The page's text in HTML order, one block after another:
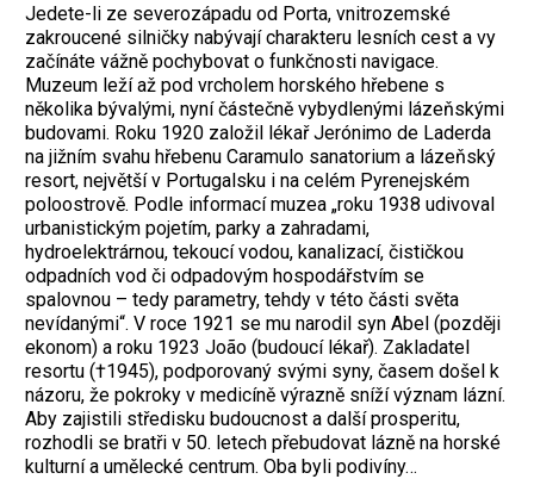
Jedete-li ze severozápadu od Porta, vnitrozemské
zakroucené silničky nabývají charakteru lesních cest a vy
začínáte vážně pochybovat o funkčnosti navigace.
Muzeum leží až pod vrcholem horského hřebene s
několika bývalými, nyní částečně vybydlenými lázeňskými
budovami. Roku 1920 založil lékař Jerónimo de Laderda
na jižním svahu hřebenu Caramulo sanatorium a lázeňský
resort, největší v Portugalsku i na celém Pyrenejském
poloostrově. Podle informací muzea „roku 1938 udivoval
urbanistickým pojetím, parky a zahradami,
hydroelektrárnou, tekoucí vodou, kanalizací, čističkou
odpadních vod či odpadovým hospodářstvím se
spalovnou – tedy parametry, tehdy v této části světa
nevídanými“. V roce 1921 se mu narodil syn Abel (později
ekonom) a roku 1923 João (budoucí lékař). Zakladatel
resortu (†1945), podporovaný svými syny, časem došel k
názoru, že pokroky v medicíně výrazně sníží význam lázní.
Aby zajistili středisku budoucnost a další prosperitu,
rozhodli se bratři v 50. letech přebudovat lázně na horské
kulturní a umělecké centrum. Oba byli podivíny…